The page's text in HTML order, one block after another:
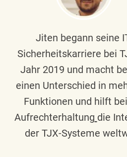
Jiten begann seine
Sicherheitskarriere bei
Jahr 2019 und macht
einen Unterschied in
Funktionen und hilft
Aufrechterhaltung die
der TJX-Systeme